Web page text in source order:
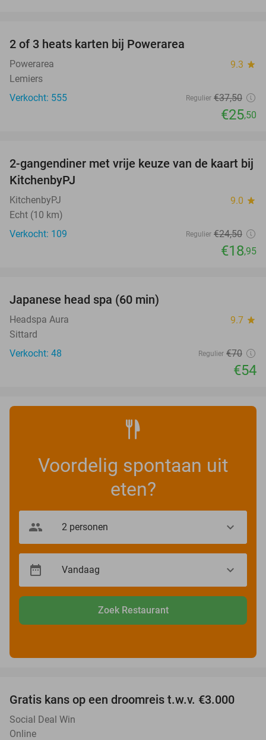
2 of 3 heats karten bij Powerarea
Powerarea 9.3 star
Lemiers
Verkocht: 555
Regulier €37,50
€25,50
23%
2-gangendiner met vrije keuze van de kaart bij
KitchenbyPJ
KitchenbyPJ 9.0 star
Echt (10 km)
Verkocht: 109
Regulier €24,50
€18,95
Japanese head spa (60 min)
Headspa Aura 9.7 star
Sittard
Verkocht: 48
Regulier €70
€54
Voordelig spontaan uit
eten?
Zoek Restaurant
Gratis kans op een droomreis t.w.v. €3.000
Social Deal Win
Online